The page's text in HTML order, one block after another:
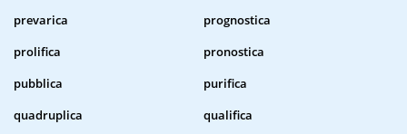
prevarica
prognostica
prolifica
pronostica
pubblica
purifica
quadruplica
qualifica